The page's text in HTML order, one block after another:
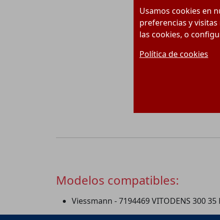
Usamos cookies en
preferencias y
las cookies, o
Política de cookies
Modelos compatibles:
Viessmann - 7194469 VITODENS 300 35